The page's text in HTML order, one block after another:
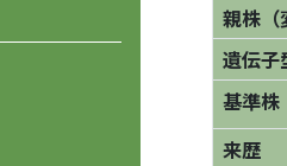
親株（
遺伝子
基準株
来歴